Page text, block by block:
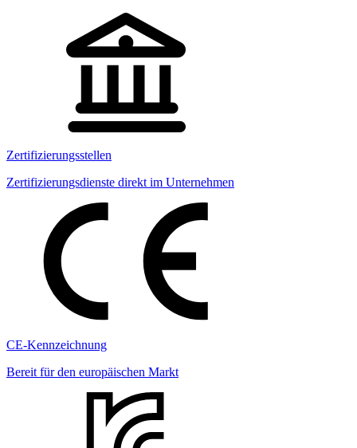
Zertifizierungsstellen
Zertifizierungsdienste direkt im Unternehmen
CE-Kennzeichnung
Bereit für den europäischen Markt